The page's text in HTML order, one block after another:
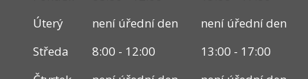
Úterý
není úřední den
není úřední den
Středa
8:00 - 12:00
13:00 - 17:00